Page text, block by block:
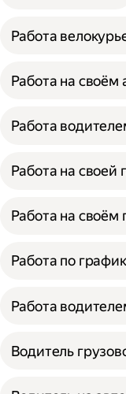
Работа
Работа на своём
Работа
Работа на своей
Работа на своём
Работа по
Работа
Водитель